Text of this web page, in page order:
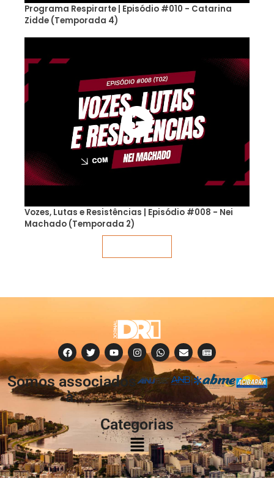
Programa Respirarte | Episódio #010 - Catarina
Zidde (Temporada 4)
Vozes, Lutas e Resistências | Episódio #008 - Nei
Machado (Temporada 2)
Somos associados
à:
Categorias